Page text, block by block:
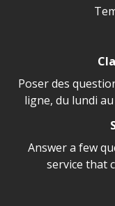
Poser des
ligne, du lundi
Answer a few
service that